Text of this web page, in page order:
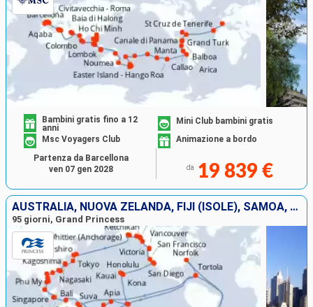
Bambini gratis fino a 12
anni
Mini Club bambini gratis
Msc Voyagers Club
Animazione a bordo
da 19 839 €
Partenza da Barcellona
ven 07 gen 2028
AUSTRALIA, NUOVA ZELANDA, FIJI (ISOLE), SAMOA, FRANCIA, STATI UNITI, CANADA, GIAPPONE, TAIWAN, CINA, VIETNAM, SINGAPORE, INDONESIA, TORTOLA
95 giorni, Grand Princess